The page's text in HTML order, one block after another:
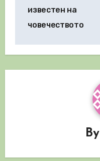
известен на
човечеството
By